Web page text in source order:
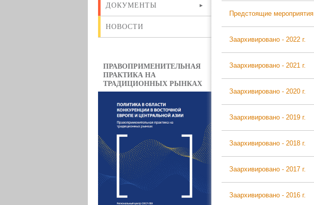
ДОКУМЕНТЫ
НОВОСТИ
ПРАВОПРИМЕНИТЕЛЬНАЯ
ПРАКТИКА НА
ТРАДИЦИОННЫХ РЫНКАХ
Предстоящие мероприятия
Заархивировано - 2022 г.
Заархивировано - 2021 г.
Заархивировано - 2020 г.
Заархивировано - 2019 г.
Заархивировано - 2018 г.
Заархивировано - 2017 г.
Заархивировано - 2016 г.